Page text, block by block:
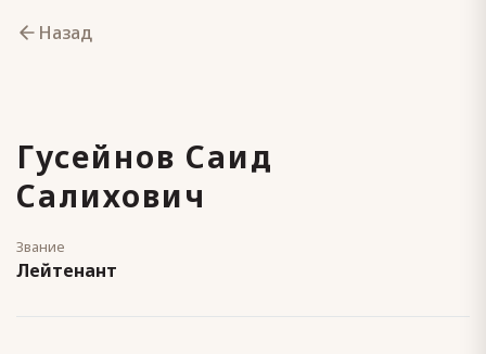
Назад
Гусейнов Саид
Салихович
Звание
Лейтенант